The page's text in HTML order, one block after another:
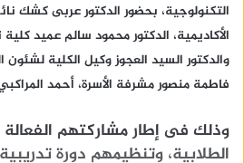
التكنولوجية، بحضور الدكتور عربى كشك
الأكاديمية، الدكتور محمود سالم عميد
والدكتور السيد العجوز وكيل الكلية
فاطمة منصور مشرفة الأسرة، أحمد
وذلك فى إطار مشاركتهم
الطلابية، وتنظيمهم دورة